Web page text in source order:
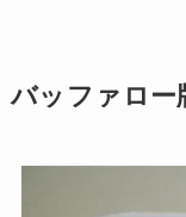
バッファロー